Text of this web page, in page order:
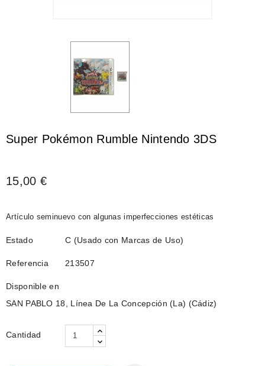
Super Pokémon Rumble Nintendo 3DS
15,00 €
Artículo seminuevo con algunas imperfecciones estéticas
Estado C (Usado con Marcas de Uso)
Referencia 213507
Disponible en
SAN PABLO 18, Línea De La Concepción (La) (Cádiz)
Cantidad